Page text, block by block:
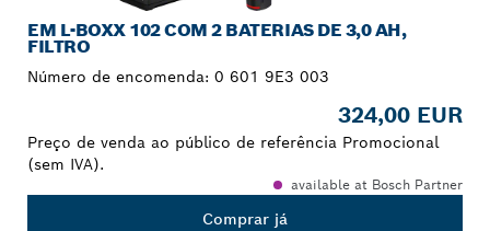
EM L-BOXX 102 COM 2 BATERIAS DE 3,0 AH,
FILTRO
Número de encomenda: 0 601 9E3 003
324,00 EUR
Preço de venda ao público de referência Promocional
(sem IVA).
available at Bosch Partner
Comprar já